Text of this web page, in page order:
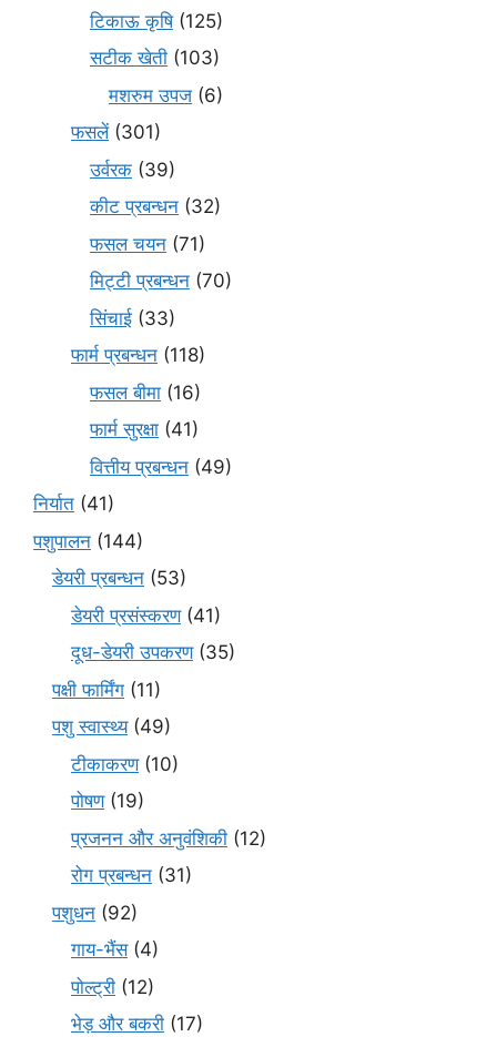
टिकाऊ कृषि(125)
सटीक खेती (103)
मशरुम उपज (6)
फसलें(301)
उर्वरक (39)
कीट प्रबन्धन (32)
फसल चयन (71)
मि‌ट्टी प्रबन्धन (70)
सिंचाई (33)
फार्म प्रबन्धन (118)
फसल बीमा (16)
फार्म सुरक्षा (41)
वित्तीय प्रबन्धन (49)
निर्यात (41)
पशुपालन (144)
डेयरी प्रबन्धन (53)
डेयरी प्रसंस्करण(41)
दूध-डेयरी उपकरण(35)
पक्षी फार्मिंग (11)
पशु स्वास्थ्य(49)
टीकाकरण(10)
पोषण(19)
प्रजनन और अनुवंशिकी (12)
रोग प्रबन्धन (31)
पशुधन (92)
गाय-भैंस(4)
पोल्ट्री (12)
भेड़ और बकरी (17)